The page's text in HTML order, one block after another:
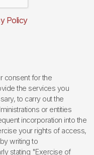
Policy
consent for the
the services you
to carry out the
or entities
incorporation into the
your rights of access,
writing to
stating "Exercise of